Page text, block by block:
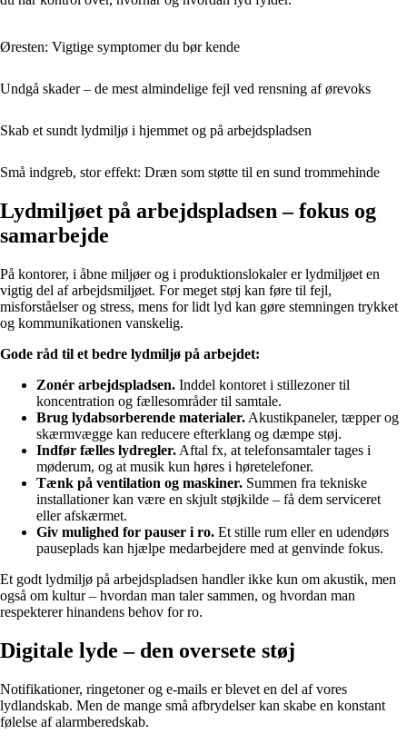
Øresten: Vigtige symptomer du bør kende
Undgå skader – de mest almindelige fejl ved rensning af ørevoks
Skab et sundt lydmiljø i hjemmet og på arbejdspladsen
Små indgreb, stor effekt: Dræn som støtte til en sund trommehinde
Lydmiljøet på arbejdspladsen – fokus og
samarbejde
På kontorer, i åbne miljøer og i produktionslokaler er lydmiljøet en
vigtig del af arbejdsmiljøet. For meget støj kan føre til fejl,
misforståelser og stress, mens for lidt lyd kan gøre stemningen trykket
og kommunikationen vanskelig.
Gode råd til et bedre lydmiljø på arbejdet:
Zonér arbejdspladsen. Inddel kontoret i stillezoner til
koncentration og fællesområder til samtale.
Brug lydabsorberende materialer. Akustikpaneler, tæpper og
skærmvægge kan reducere efterklang og dæmpe støj.
Indfør fælles lydregler. Aftal fx, at telefonsamtaler tages i
møderum, og at musik kun høres i høretelefoner.
Tænk på ventilation og maskiner. Summen fra tekniske
installationer kan være en skjult støjkilde – få dem serviceret
eller afskærmet.
Giv mulighed for pauser i ro. Et stille rum eller en udendørs
pauseplads kan hjælpe medarbejdere med at genvinde fokus.
Et godt lydmiljø på arbejdspladsen handler ikke kun om akustik, men
også om kultur – hvordan man taler sammen, og hvordan man
respekterer hinandens behov for ro.
Digitale lyde – den oversete støj
Notifikationer, ringetoner og e-mails er blevet en del af vores
lydlandskab. Men de mange små afbrydelser kan skabe en konstant
følelse af alarmberedskab.